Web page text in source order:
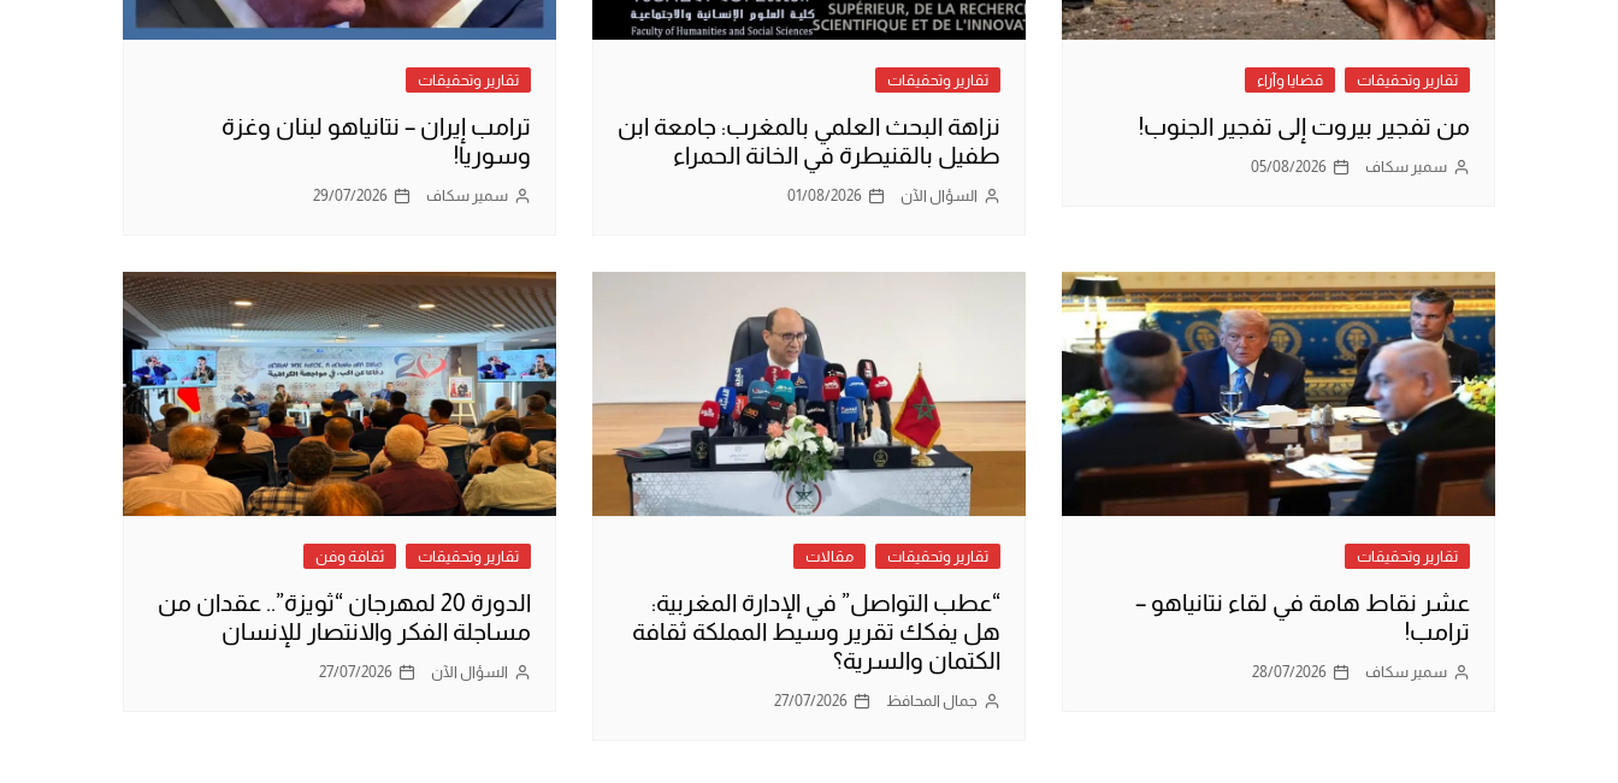
تقارير وتحقيقات قضايا وآراء
من تفجير بيروت إلى تفجير الجنوب!
سمير سكاف 05/08/2026
تقارير وتحقيقات
نزاهة البحث العلمي بالمغرب: جامعة ابن
طفيل بالقنيطرة في الخانة الحمراء
السؤال الآن 01/08/2026
تقارير وتحقيقات
ترامب إيران – نتانياهو لبنان وغزة
وسوريا!
سمير سكاف 29/07/2026
تقارير وتحقيقات
عشر نقاط هامة في لقاء نتانياهو –
ترامب!
سمير سكاف 28/07/2026
تقارير وتحقيقات مقالات
“عطب التواصل” في الإدارة المغربية:
هل يفكك تقرير وسيط المملكة ثقافة
الكتمان والسرية؟
جمال المحافظ 27/07/2026
تقارير وتحقيقات ثقافة وفن
الدورة 20 لمهرجان “ثويزة”.. عقدان من
مساجلة الفكر والانتصار للإنسان
السؤال الآن 27/07/2026